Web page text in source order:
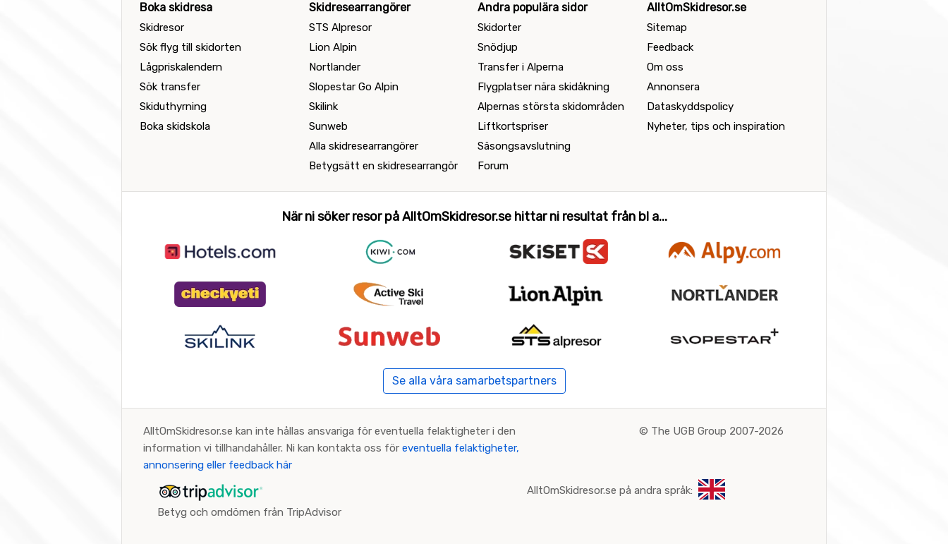
Boka skidresa
Skidresor
Sök flyg till skidorten
Lågpriskalendern
Sök transfer
Skiduthyrning
Boka skidskola
Skidresearrangörer
STS Alpresor
Lion Alpin
Nortlander
Slopestar Go Alpin
Skilink
Sunweb
Alla skidresearrangörer
Betygsätt en skidresearrangör
Andra populära sidor
Skidorter
Snödjup
Transfer i Alperna
Flygplatser nära skidåkning
Alpernas största skidområden
Liftkortspriser
Säsongsavslutning
Forum
AlltOmSkidresor.se
Sitemap
Feedback
Om oss
Annonsera
Dataskyddspolicy
Nyheter, tips och inspiration
När ni söker resor på AlltOmSkidresor.se hittar ni resultat från bl a...
Se alla våra samarbetspartners
AlltOmSkidresor.se kan inte hållas ansvariga för eventuella felaktigheter i den
information vi tillhandahåller. Ni kan kontakta oss för eventuella felaktigheter,
annonsering eller feedback här
© The UGB Group 2007-2026
Betyg och omdömen från TripAdvisor
AlltOmSkidresor.se på andra språk: